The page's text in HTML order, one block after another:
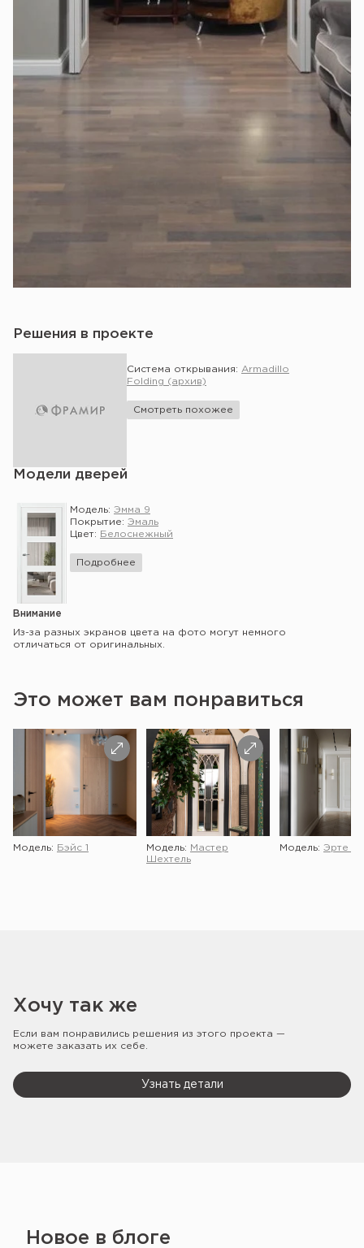
Решения в проекте
Система открывания: Armadillo
Folding (архив)
Смотреть похожее
Модели дверей
Модель: Эмма 9
Покрытие: Эмаль
Цвет:
Белоснежный
Подробнее
Внимание
Из-за разных экранов цвета на фото могут немного
отличаться от оригинальных.
Это может вам понравиться
Модель: Бэйс 1 Модель:
Мастер
Шехтель
Модель: Эрте 2
Хочу так же
Если вам понравились решения из этого проекта —
можете заказать их себе.
Узнать детали
Новое в блоге